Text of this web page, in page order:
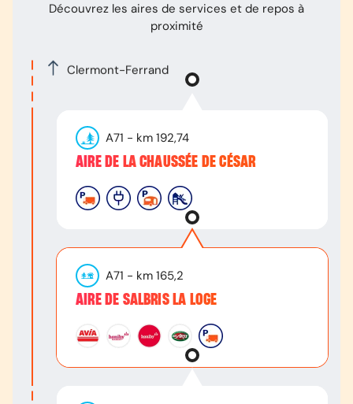
Découvrez les aires de services et de repos à
proximité
Clermont-Ferrand
A71 - km 192,74
AIRE DE LA CHAUSSÉE DE CÉSAR
A71 - km 165,2
AIRE DE SALBRIS LA LOGE